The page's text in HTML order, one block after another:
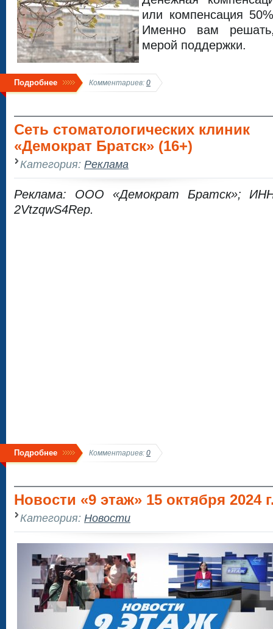
или компенсация
Именно вам
мерой поддержки.
Подробнее Комментариев: 0
Сеть стоматологических клиник
«Демократ Братск» (16+)
Категория: Реклама
Реклама: ООО «Демократ Братск»;
2VtzqwS4Rep.
Подробнее Комментариев: 0
Новости «9 этаж» 15 октября 2024
Категория: Новости